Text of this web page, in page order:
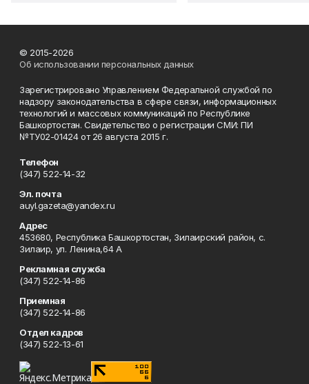
© 2015-2026
Об использовании персональных данных
Зарегистрировано Управлением Федеральной службой по
надзору законодательства в сфере связи, информационных
технологий и массовых коммуникаций по Республике
Башкортостан. Свидетельство о регистрации СМИ: ПИ
№ТУ02-01424 от 26 августа 2015 г.
Телефон
(347) 522-14-32
Эл. почта
auyl.gazeta@yandex.ru
Адрес
453680, Республика Башкортостан, Зилаирский район, с.
Зилаир, ул. Ленина,64 А
Рекламная служба
(347) 522-14-86
Приемная
(347) 522-14-86
Отдел кадров
(347) 522-13-61